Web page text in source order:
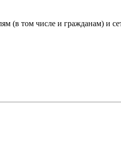
(в том числе и гражданам) и